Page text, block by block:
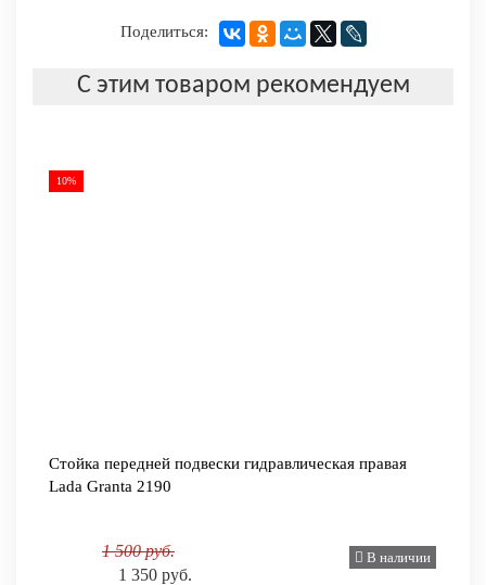
Поделиться:
С этим товаром рекомендуем
10%
Стойка передней подвески гидравлическая правая
Lada Granta 2190
1 500 руб.
1 350 руб.
В наличии